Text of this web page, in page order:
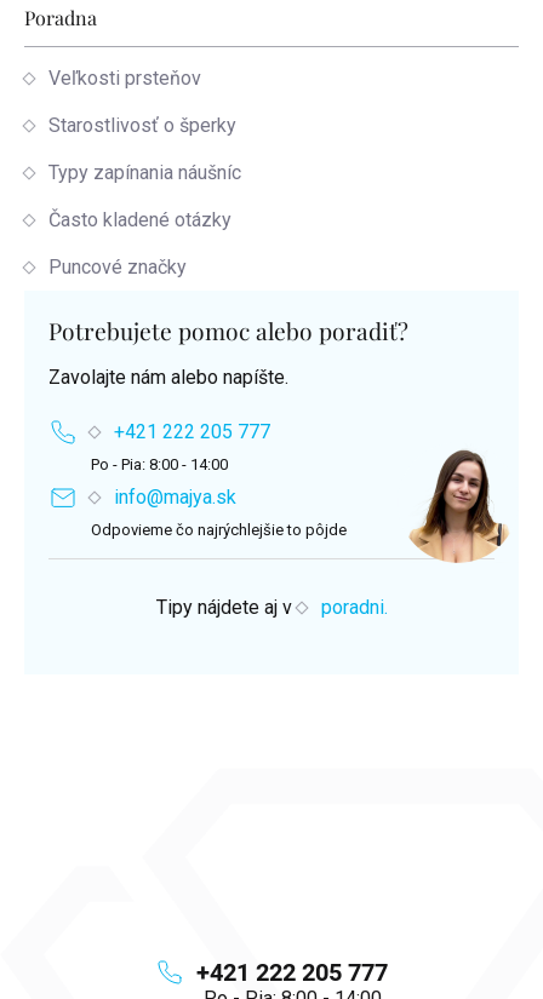
+421 222 205 777
Poradna
Veľkosti prsteňov
Starostlivosť o šperky
Typy zapínania náušníc
Často kladené otázky
Puncové značky
Potrebujete pomoc alebo poradiť?
Zavolajte nám alebo napíšte.
+421 222 205 777
Po - Pia: 8:00 - 14:00
info@majya.sk
Odpovieme čo najrýchlejšie to pôjde
Tipy nájdete aj v poradni.